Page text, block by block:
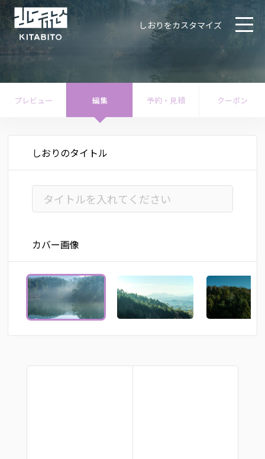
しおりをカスタマイズ
プレビュー 編集 予約・見積 クーポン
しおりのタイトル
カバー画像